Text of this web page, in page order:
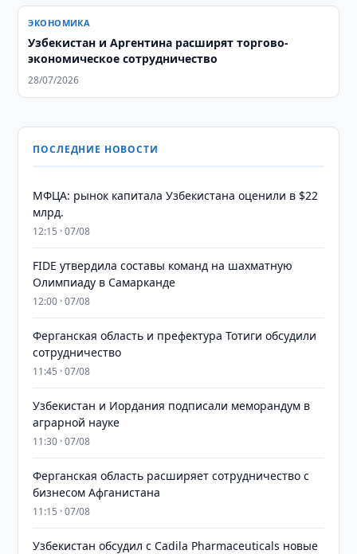
ЭКОНОМИКА
Узбекистан и Аргентина расширят торгово-
экономическое сотрудничество
28/07/2026
ПОСЛЕДНИЕ НОВОСТИ
МФЦА: рынок капитала Узбекистана оценили в $22
млрд.
12:15 · 07/08
FIDE утвердила составы команд на шахматную
Олимпиаду в Самарканде
12:00 · 07/08
Ферганская область и префектура Тотиги обсудили
сотрудничество
11:45 · 07/08
Узбекистан и Иордания подписали меморандум в
аграрной науке
11:30 · 07/08
Ферганская область расширяет сотрудничество с
бизнесом Афганистана
11:15 · 07/08
Узбекистан обсудил с Cadila Pharmaceuticals новые